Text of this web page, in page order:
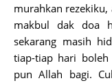
murahkan rezekiku,
makbul dak doa
sekarang masih
tiap-tiap hari
pun Allah bagi.